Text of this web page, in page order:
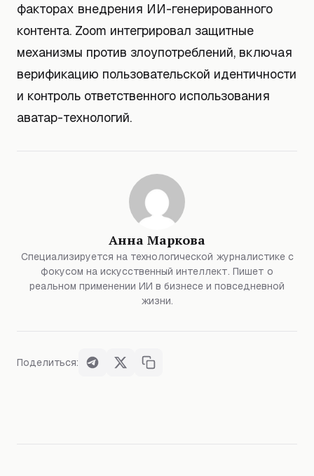
факторах внедрения ИИ-генерированного
контента. Zoom интегрировал защитные
механизмы против злоупотреблений, включая
верификацию пользовательской идентичности
и контроль ответственного использования
аватар-технологий.
Анна Маркова
Специализируется на технологической журналистике с
фокусом на искусственный интеллект. Пишет о
реальном применении ИИ в бизнесе и повседневной
жизни.
Поделиться: